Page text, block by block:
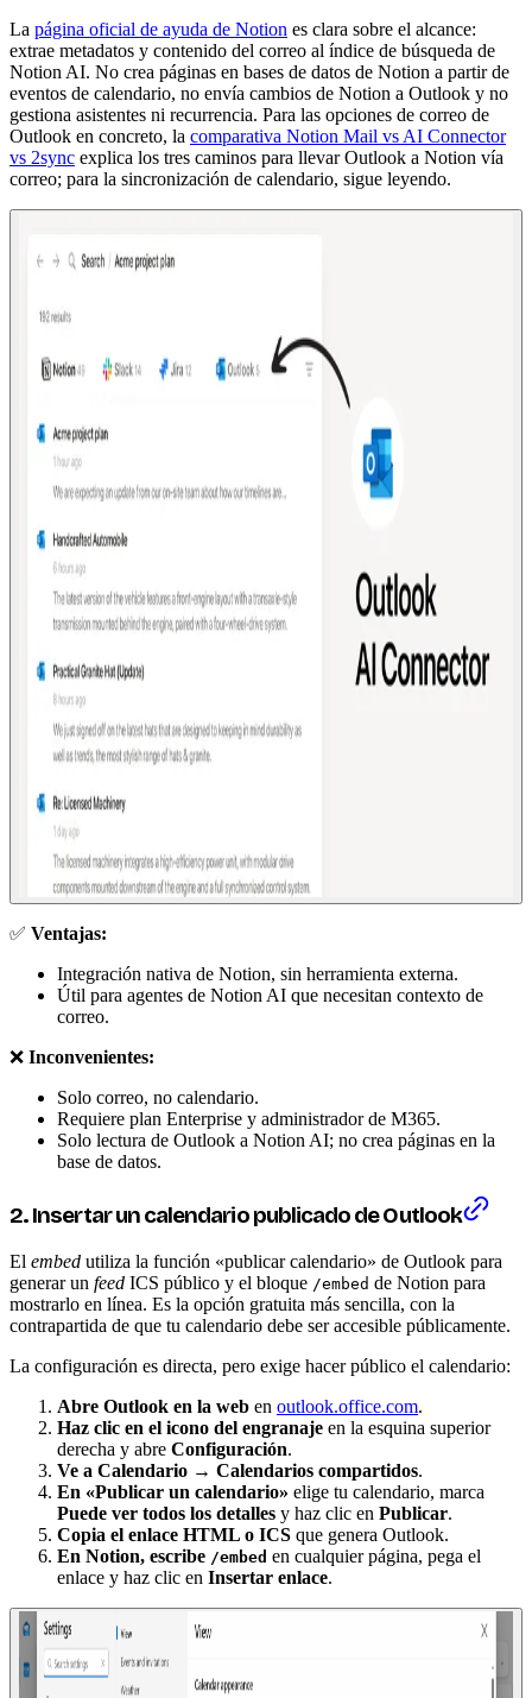
La página oficial de ayuda de Notion es clara sobre el alcance:
extrae metadatos y contenido del correo al índice de búsqueda de
Notion AI. No crea páginas en bases de datos de Notion a partir de
eventos de calendario, no envía cambios de Notion a Outlook y no
gestiona asistentes ni recurrencia. Para las opciones de correo de
Outlook en concreto, la comparativa Notion Mail vs AI Connector
vs 2sync explica los tres caminos para llevar Outlook a Notion vía
correo; para la sincronización de calendario, sigue leyendo.
✅ Ventajas:
Integración nativa de Notion, sin herramienta externa.
Útil para agentes de Notion AI que necesitan contexto de
correo.
❌ Inconvenientes:
Solo correo, no calendario.
Requiere plan Enterprise y administrador de M365.
Solo lectura de Outlook a Notion AI; no crea páginas en la
base de datos.
2. Insertar un calendario publicado de Outlook
El embed utiliza la función «publicar calendario» de Outlook para
generar un feed ICS público y el bloque /embed de Notion para
mostrarlo en línea. Es la opción gratuita más sencilla, con la
contrapartida de que tu calendario debe ser accesible públicamente.
La configuración es directa, pero exige hacer público el calendario:
Abre Outlook en la web en outlook.office.com.
Haz clic en el icono del engranaje en la esquina superior
derecha y abre Configuración.
Ve a Calendario → Calendarios compartidos.
En «Publicar un calendario» elige tu calendario, marca
Puede ver todos los detalles y haz clic en Publicar.
Copia el enlace HTML o ICS que genera Outlook.
En Notion, escribe /embed en cualquier página, pega el
enlace y haz clic en Insertar enlace.